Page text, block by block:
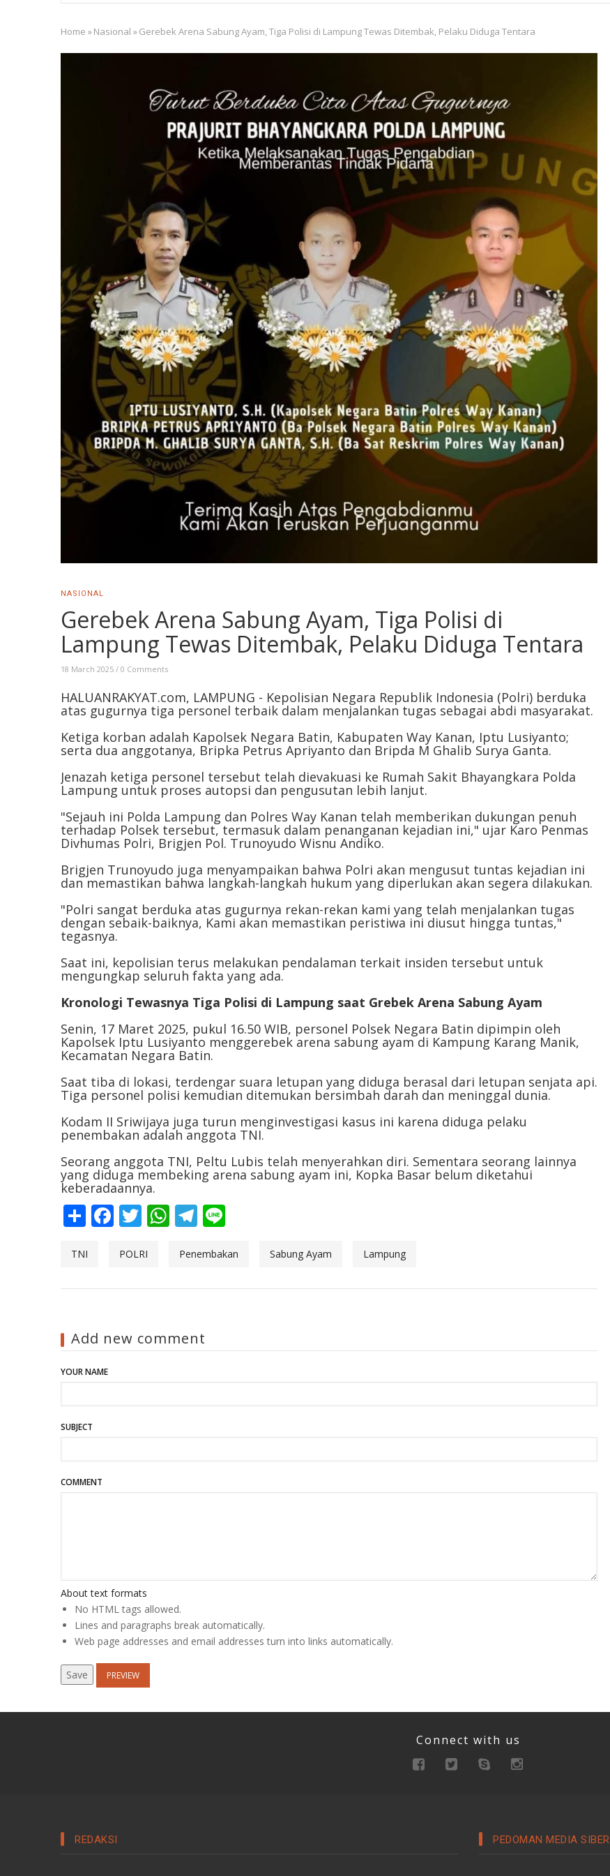
Breadcrumb
Home »Nasional »Gerebek Arena Sabung Ayam, Tiga Polisi di Lampung Tewas Ditembak, Pelaku Diduga Tentara
NASIONAL
Gerebek Arena Sabung Ayam, Tiga Polisi di
Lampung Tewas Ditembak, Pelaku Diduga Tentara
18 March 2025 / 0 Comments
HALUANRAKYAT.com, LAMPUNG - Kepolisian Negara Republik Indonesia (Polri) berduka
atas gugurnya tiga personel terbaik dalam menjalankan tugas sebagai abdi masyarakat.
Ketiga korban adalah Kapolsek Negara Batin, Kabupaten Way Kanan, Iptu Lusiyanto;
serta dua anggotanya, Bripka Petrus Apriyanto dan Bripda M Ghalib Surya Ganta.
Jenazah ketiga personel tersebut telah dievakuasi ke Rumah Sakit Bhayangkara Polda
Lampung untuk proses autopsi dan pengusutan lebih lanjut.
"Sejauh ini Polda Lampung dan Polres Way Kanan telah memberikan dukungan penuh
terhadap Polsek tersebut, termasuk dalam penanganan kejadian ini," ujar Karo Penmas
Divhumas Polri, Brigjen Pol. Trunoyudo Wisnu Andiko.
Brigjen Trunoyudo juga menyampaikan bahwa Polri akan mengusut tuntas kejadian ini
dan memastikan bahwa langkah-langkah hukum yang diperlukan akan segera dilakukan.
"Polri sangat berduka atas gugurnya rekan-rekan kami yang telah menjalankan tugas
dengan sebaik-baiknya, Kami akan memastikan peristiwa ini diusut hingga tuntas,"
tegasnya.
Saat ini, kepolisian terus melakukan pendalaman terkait insiden tersebut untuk
mengungkap seluruh fakta yang ada.
Kronologi Tewasnya Tiga Polisi di Lampung saat Grebek Arena Sabung Ayam
Senin, 17 Maret 2025, pukul 16.50 WIB, personel Polsek Negara Batin dipimpin oleh
Kapolsek Iptu Lusiyanto menggerebek arena sabung ayam di Kampung Karang Manik,
Kecamatan Negara Batin.
Saat tiba di lokasi, terdengar suara letupan yang diduga berasal dari letupan senjata api.
Tiga personel polisi kemudian ditemukan bersimbah darah dan meninggal dunia.
Kodam II Sriwijaya juga turun menginvestigasi kasus ini karena diduga pelaku
penembakan adalah anggota TNI.
Seorang anggota TNI, Peltu Lubis telah menyerahkan diri. Sementara seorang lainnya
yang diduga membeking arena sabung ayam ini, Kopka Basar belum diketahui
keberadaannya.
ShareFacebook
Twitter
WhatsApp
Telegram
TNI POLRI Penembakan Sabung Ayam Lampung
Add new comment
YOUR NAME
SUBJECT
COMMENT
About text formats
No HTML tags allowed.
Lines and paragraphs break automatically.
Web page addresses and email addresses turn into links automatically.
Connect with us
REDAKSI PEDOMAN MEDIA SIBER